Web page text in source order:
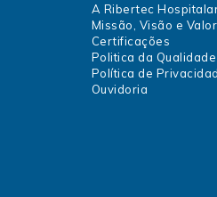
A Ribertec
Missão, Visão e
Certificações
Politica da Qualidade
Política de
Ouvidoria